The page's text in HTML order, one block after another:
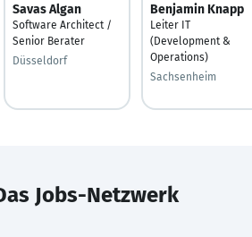
Savas Algan
Software Architect /
Senior Berater
Düsseldorf
Benjamin Knapp
Leiter IT
(Development &
Operations)
Sachsenheim
Jobs-Netzwerk